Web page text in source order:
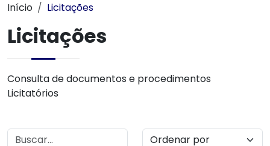
Início Licitações
Licitações
Consulta de documentos e procedimentos
Licitatórios